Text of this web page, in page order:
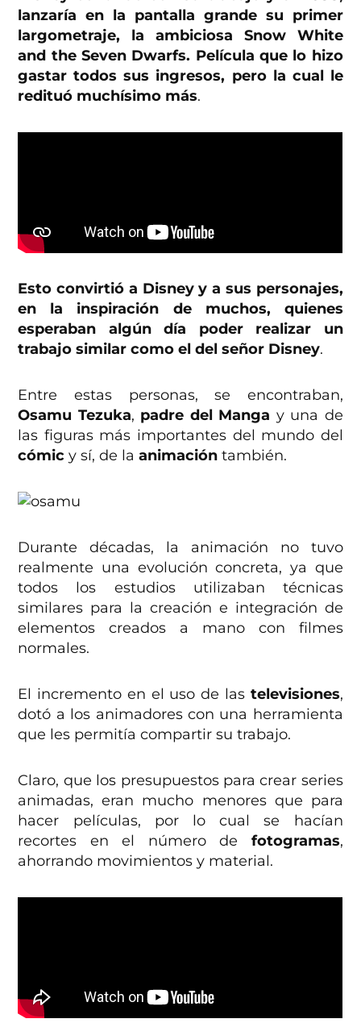
lanzaría en la pantalla grande su primer
largometraje, la ambiciosa Snow White
and the Seven Dwarfs. Película que lo hizo
gastar todos sus ingresos, pero la cual le
redituó muchísimo más.
Esto convirtió a Disney y a sus personajes,
en la inspiración de muchos, quienes
esperaban algún día poder realizar un
trabajo similar como el del señor Disney.
Entre estas personas, se encontraban,
Osamu Tezuka, padre del Manga y una de
las figuras más importantes del mundo del
cómic y sí, de laanimación también.
Durante décadas, la animación no tuvo
realmente una evolución concreta, ya que
todos los estudios utilizaban técnicas
similares para la creación e integración de
elementos creados a mano con filmes
normales.
El incremento en el uso de lastelevisiones,
dotó a los animadores con una herramienta
que les permitía compartir su trabajo.
Claro, que los presupuestos para crear series
animadas, eran mucho menores que para
hacer películas, por lo cual se hacían
recortes en el número de fotogramas,
ahorrando movimientos y material.